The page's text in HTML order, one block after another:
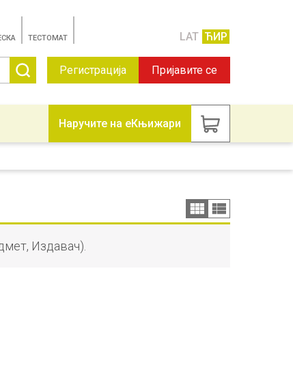
TЕСТОМАТ LAT ЋИР
Регистрација Пријавите се
Наручите на еКњижари
Издавач).